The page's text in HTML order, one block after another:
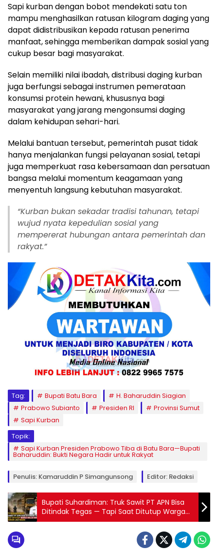
Sapi kurban dengan bobot mendekati satu ton
mampu menghasilkan ratusan kilogram daging yang
dapat didistribusikan kepada ratusan penerima
manfaat, sehingga memberikan dampak sosial yang
cukup besar bagi masyarakat.
Selain memiliki nilai ibadah, distribusi daging kurban
juga berfungsi sebagai instrumen pemerataan
konsumsi protein hewani, khususnya bagi
masyarakat yang jarang mengonsumsi daging
dalam kehidupan sehari-hari.
Melalui bantuan tersebut, pemerintah pusat tidak
hanya menjalankan fungsi pelayanan sosial, tetapi
juga memperkuat rasa kebersamaan dan persatuan
bangsa melalui momentum keagamaan yang
menyentuh langsung kebutuhan masyarakat.
“Kurban bukan sekadar tradisi tahunan, tetapi
wujud nyata kepedulian sosial yang
mempererat hubungan antara pemerintah dan
rakyat.”
Tag: Bupati Batu Bara
H. Baharuddin Siagian
Prabowo Subianto
Presiden RI
Provinsi Sumut
Sapi Kurban
Topik:
Sapi Kurban Presiden Prabowo Tiba di Batu Bara—Bupati
Baharuddin: Bukti Negara Hadir untuk Rakyat
Penulis: Kamaruddin P Simangunsong Editor: Redaksi
Bupati Suhardiman: Truk Sawit PT APN Bisa
Ditindak Tegas — Tapi Saat Ditutup Warga
Malah Demo — Dibiarkan Jadi Begini